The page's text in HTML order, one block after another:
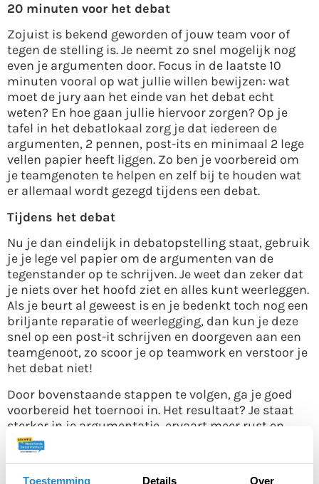
Toestemming Details Over
20 minuten voor het debat
Zojuist is bekend geworden of jouw team voor of
tegen de stelling is. Je neemt zo snel mogelijk nog
even je argumenten door. Focus in de laatste 10
minuten vooral op wat jullie willen bewijzen: wat
moet de jury aan het einde van het debat echt
weten? En hoe gaan jullie hiervoor zorgen? Op je
tafel in het debatlokaal zorg je dat iedereen de
argumenten, 2 pennen, post-its en minimaal 2 lege
vellen papier heeft liggen. Zo ben je voorbereid om
je teamgenoten te helpen en zelf bij te houden wat
er allemaal wordt gezegd tijdens een debat.
Tijdens het debat
Nu je dan eindelijk in debatopstelling staat, gebruik
je je lege vel papier om de argumenten van de
tegenstander op te schrijven. Je weet dan zeker dat
je niets over het hoofd ziet en alles kunt weerleggen.
Als je beurt al geweest is en je bedenkt toch nog een
briljante reparatie of weerlegging, dan kun je deze
snel op een post-it schrijven en doorgeven aan een
teamgenoot, zo scoor je op teamwork en verstoor je
het debat niet!
Door bovenstaande stappen te volgen, ga je goed
voorbereid het toernooi in. Het resultaat? Je staat
sterker in je argumentatie, ervaart meer rust en
kunt vooral genieten van hoe ongelooflijk leuk zo’n
toernooi eigenlijk is!